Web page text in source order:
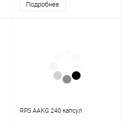
Подробнее
RPS AAKG 240 капсул